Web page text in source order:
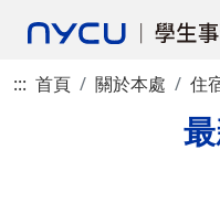
::: 首頁 關於本處 住